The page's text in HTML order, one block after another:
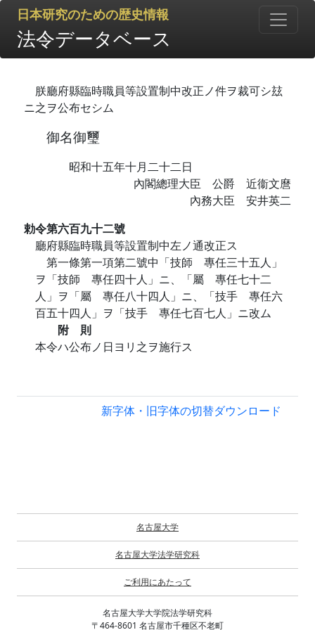
日本研究のための歴史情報
法令データベース
朕廳府縣臨時職員等設置制中改正ノ件ヲ裁可シ玆
ニ之ヲ公布セシム
御名御璽
昭和十五年十月二十二日
內閣總理大臣 公爵 近衞文麿
內務大臣 安井英二
勅令第六百九十二號
廳府縣臨時職員等設置制中左ノ通改正ス
第一條第一項第二號中「技師 專任三十五人」
ヲ「技師 專任四十人」ニ、「屬 專任七十二
人」ヲ「屬 專任八十四人」ニ、「技手 專任六
百五十四人」ヲ「技手 專任七百七人」ニ改ム
附 則
本令ハ公布ノ日ヨリ之ヲ施行ス
新字体・旧字体の切替ダウンロード
名古屋大学
名古屋大学法学研究科
ご利用にあたって
名古屋大学大学院法学研究科
〒464-8601 名古屋市千種区不老町